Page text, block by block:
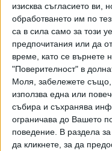
изисква съгласието ви,
обработването им по
са в сила само за този
предпочитания или да
време, като се върнете
"Поверителност" в
Моля, забележете също,
използва една или
събира и съхранява
ограничава до Вашето
поведение. В раздела
да кликнете, за да
Лишаването от право
професия или дейност
за нарушителя да
връзка с която е
Продължителността
по-малко от един
нарушения, свързани
всички видове
алкохол, наркотични
пет години.